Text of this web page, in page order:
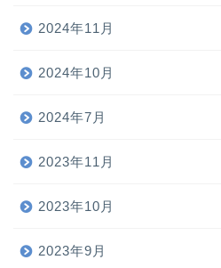
2024年11月
2024年10月
2024年7月
2023年11月
2023年10月
2023年9月